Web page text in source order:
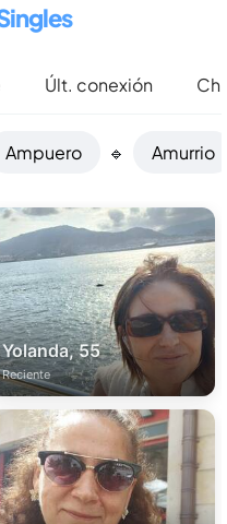
Últ. conexión
Ampuero 🔹 Amurrio
Yolanda, 55
Reciente